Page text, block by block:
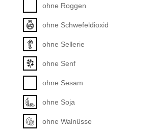
ohne Roggen
ohne Schwefeldioxid
ohne Sellerie
ohne Senf
ohne Sesam
ohne Soja
ohne Walnüsse